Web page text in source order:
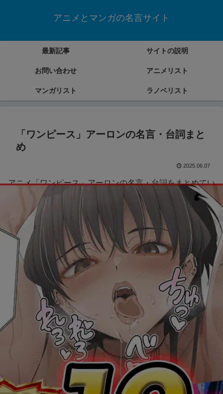
アニメとマンガの名言サイト
最新記事 サイトの説明
お問い合わせ アニメリスト
マンガリスト ラノベリスト
「ワンピース」アーロンの名言・台詞まと
め
2025.06.07
アニメ「ワンピース」アーロンの名言・台詞をまとめてい